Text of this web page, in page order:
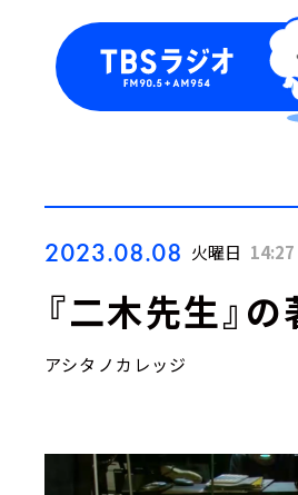
2023.08.08 火曜日 14:27
『二木先生』
アシタノカレッジ